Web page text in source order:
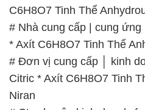
C6H8O7 Tinh Thể
# Nhà cung cấp | cung
* Axít C6H8O7 Tinh Thể
# Đơn vị cung cấp │ kinh
Citric * Axít C6H8O7 Tinh
Niran